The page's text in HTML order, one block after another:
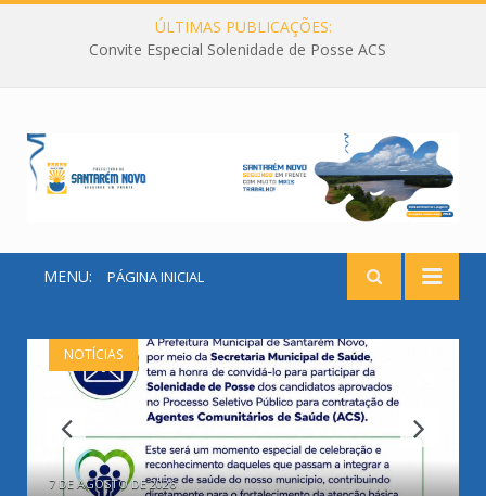
ÚLTIMAS PUBLICAÇÕES:
Convite Especial Solenidade de Posse ACS
MENU: PÁGINA INICIAL
NOTÍCIAS
7 DE AGOSTO DE 2026